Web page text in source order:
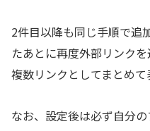
2件目以降も同じ手順で追
たあとに再度外部リンク
複数リンクとしてまとめて
なお、設定後は必ず自分